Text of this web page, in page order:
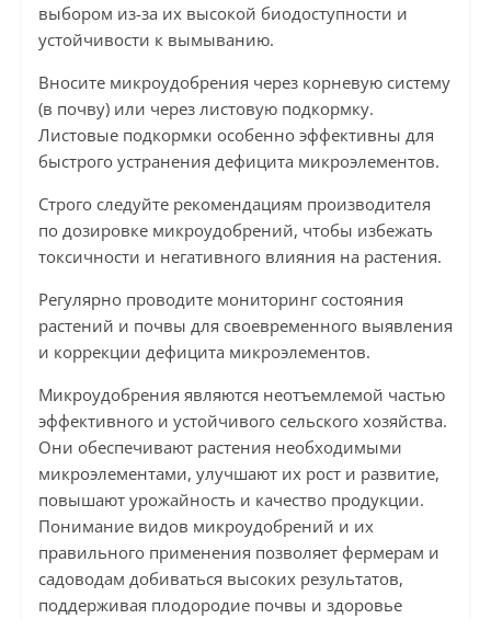
выбором из-за их высокой биодоступности и
устойчивости к вымыванию.
Вносите микроудобрения через корневую систему
(в почву) или через листовую подкормку.
Листовые подкормки особенно эффективны для
быстрого устранения дефицита микроэлементов.
Строго следуйте рекомендациям производителя
по дозировке микроудобрений, чтобы избежать
токсичности и негативного влияния на растения.
Регулярно проводите мониторинг состояния
растений и почвы для своевременного выявления
и коррекции дефицита микроэлементов.
Микроудобрения являются неотъемлемой частью
эффективного и устойчивого сельского хозяйства.
Они обеспечивают растения необходимыми
микроэлементами, улучшают их рост и развитие,
повышают урожайность и качество продукции.
Понимание видов микроудобрений и их
правильного применения позволяет фермерам и
садоводам добиваться высоких результатов,
поддерживая плодородие почвы и здоровье